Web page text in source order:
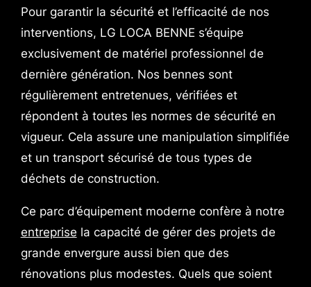
Pour garantir la sécurité et l’efficacité de nos
interventions, LG LOCA BENNE s’équipe
exclusivement de matériel professionnel de
dernière génération. Nos bennes sont
régulièrement entretenues, vérifiées et
répondent à toutes les normes de sécurité en
vigueur. Cela assure une manipulation simplifiée
et un transport sécurisé de tous types de
déchets de construction.
Ce parc d’équipement moderne confère à notre
entreprise la capacité de gérer des projets de
grande envergure aussi bien que des
rénovations plus modestes. Quels que soient